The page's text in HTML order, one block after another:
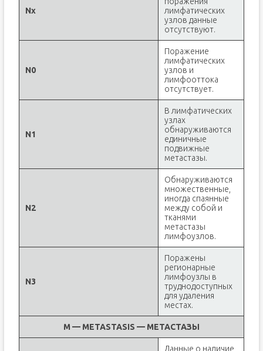
Nx
лимфатических
узлов данные
отсутствуют.
N0
Поражение
лимфатических
узлов и
лимфооттока
отсутствует.
N1
В лимфатических
узлах
обнаруживаются
единичные
подвижные
метастазы.
N2
Обнаруживаются
множественные,
иногда спаянные
между собой и
тканями
метастазы
лимфоузлов.
N3
Поражены
регионарные
лимфоузлы в
труднодоступных
для удаления
местах.
M — METASTASIS — МЕТАСТАЗЫ
Данные о наличие